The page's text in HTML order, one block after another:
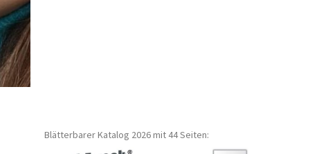
Blätterbarer Katalog 2026 mit 44 Seiten: